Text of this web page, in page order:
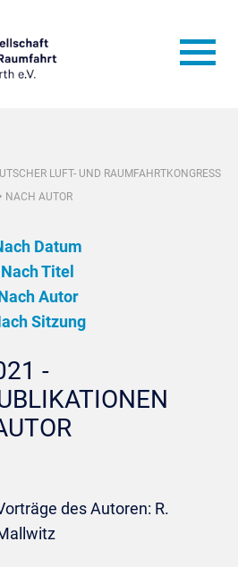
LUFT- UND RAUMFAHRTKONGRESS
NACH AUTOR
Datum
Nach Titel
Autor
Sitzung
-
des Autoren: R.